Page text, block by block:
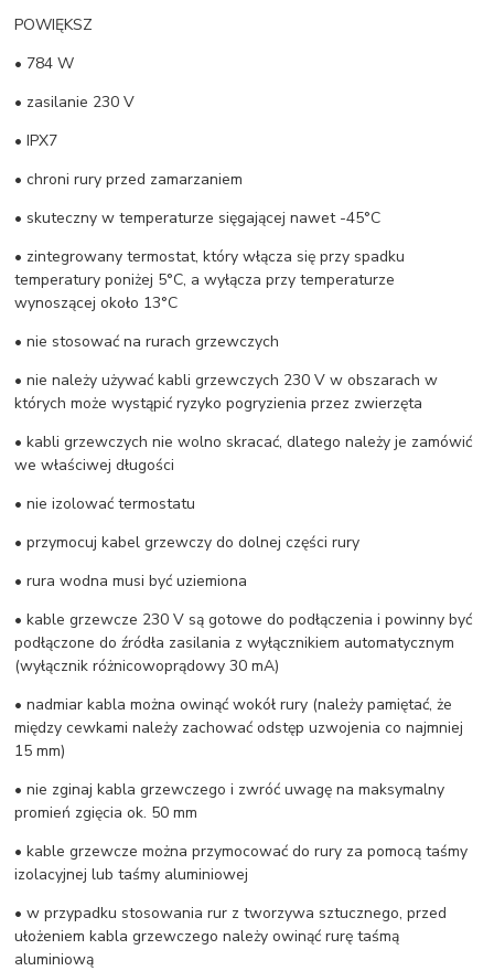
POWIĘKSZ
• 784 W
• zasilanie 230 V
• IPX7
• chroni rury przed zamarzaniem
• skuteczny w temperaturze sięgającej nawet -45°C
• zintegrowany termostat, który włącza się przy spadku
temperatury poniżej 5°C, a wyłącza przy temperaturze
wynoszącej około 13°C
• nie stosować na rurach grzewczych
• nie należy używać kabli grzewczych 230 V w obszarach w
których może wystąpić ryzyko pogryzienia przez zwierzęta
• kabli grzewczych nie wolno skracać, dlatego należy je zamówić
we właściwej długości
• nie izolować termostatu
• przymocuj kabel grzewczy do dolnej części rury
• rura wodna musi być uziemiona
• kable grzewcze 230 V są gotowe do podłączenia i powinny być
podłączone do źródła zasilania z wyłącznikiem automatycznym
(wyłącznik różnicowoprądowy 30 mA)
• nadmiar kabla można owinąć wokół rury (należy pamiętać, że
między cewkami należy zachować odstęp uzwojenia co najmniej
15 mm)
• nie zginaj kabla grzewczego i zwróć uwagę na maksymalny
promień zgięcia ok. 50 mm
• kable grzewcze można przymocować do rury za pomocą taśmy
izolacyjnej lub taśmy aluminiowej
• w przypadku stosowania rur z tworzywa sztucznego, przed
ułożeniem kabla grzewczego należy owinąć rurę taśmą
aluminiową